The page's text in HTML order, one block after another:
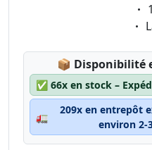
📦 Lagerstatus:
Disponibilité
✅ 66x en stock –
🚛
209x en entrepôt
environ 2-